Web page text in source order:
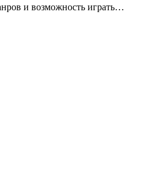
и возможность играть…